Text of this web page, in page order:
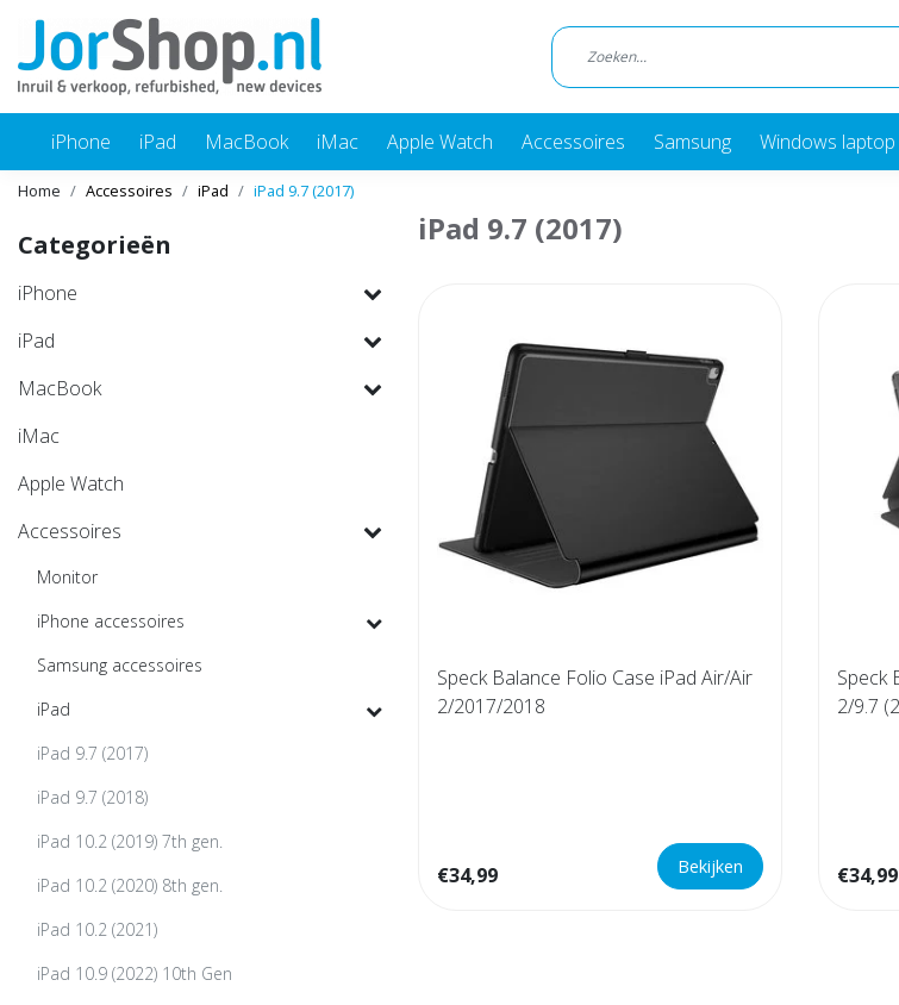
iPhone iPad MacBook iMac Apple Watch Accessoires Samsung Windows laptop
Home Accessoires iPad iPad 9.7 (2017)
Categorieën
iPhone
iPad
MacBook
iMac
Apple Watch
Accessoires
Monitor
iPhone accessoires
Samsung accessoires
iPad
iPad 9.7 (2017)
iPad 9.7 (2018)
iPad 10.2 (2019) 7th gen.
iPad 10.2 (2020) 8th gen.
iPad 10.2 (2021)
iPad 10.9 (2022) 10th Gen
iPad 9.7 (2017)
Speck Balance Folio Case iPad Air/Air
2/2017/2018
€34,99 Bekijken
Speck
2/9.7
€34,99